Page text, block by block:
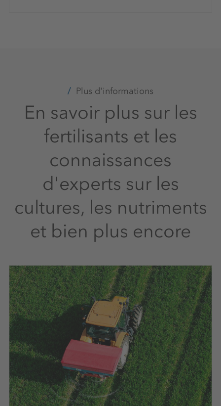
Plus d'informations
En savoir plus sur les
fertilisants et les
connaissances
d'experts sur les
cultures, les nutriments
et bien plus encore